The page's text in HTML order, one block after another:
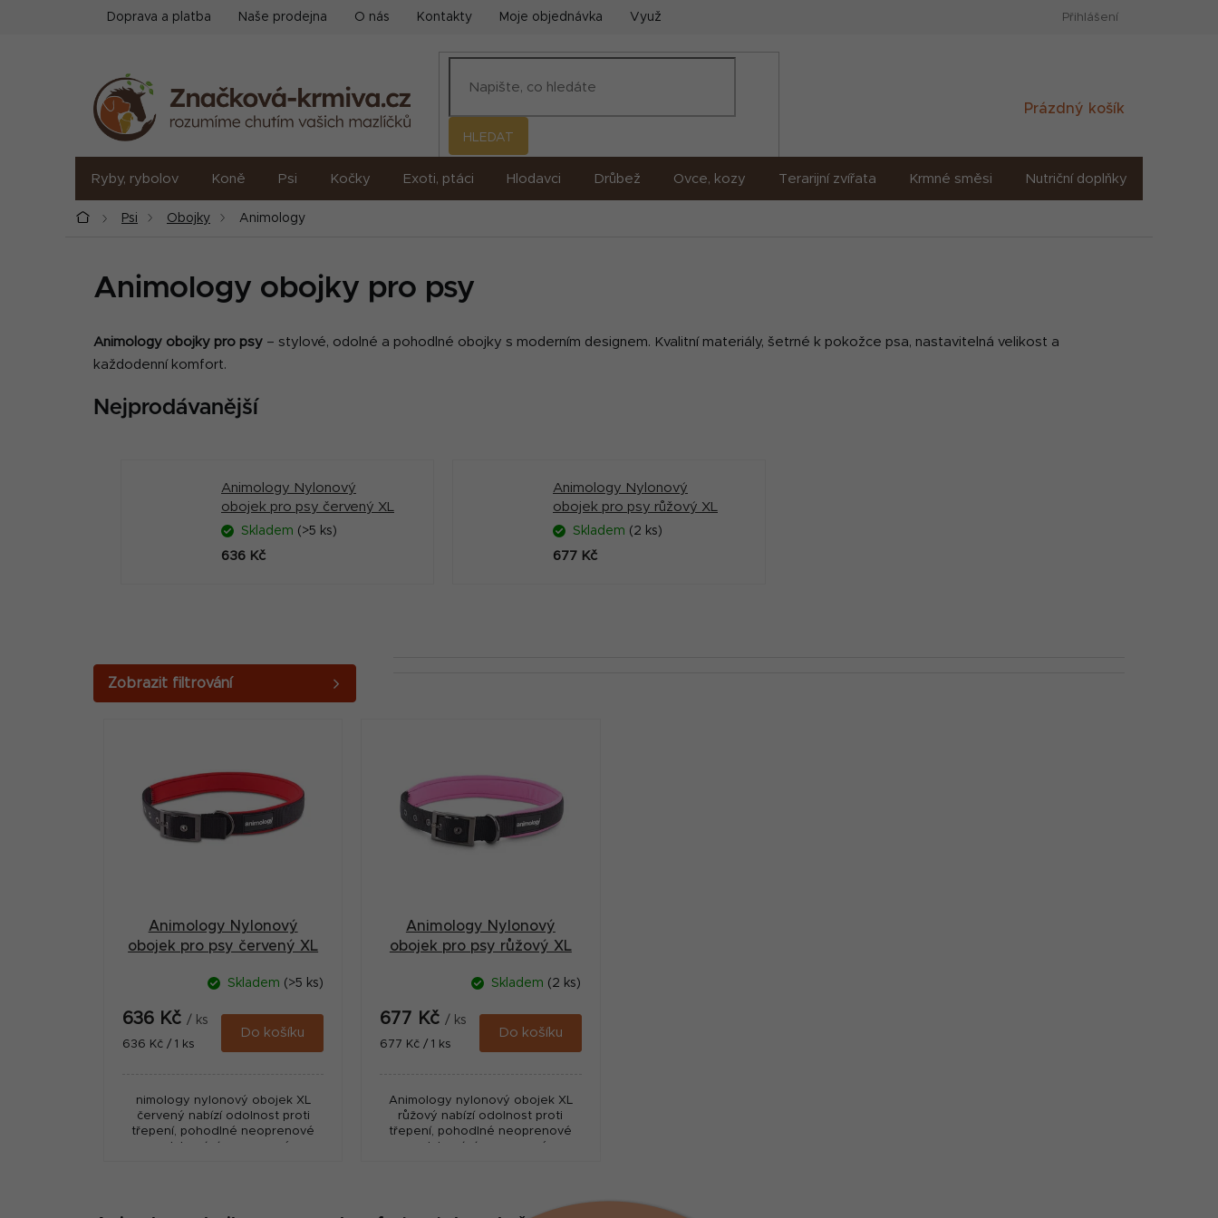
Doprava a platba Naše prodejna O nás Kontakty Moje objednávka Využití umělé inteligence (AI) Přihlášení
HLEDAT
Nákupní
Prázdný košík
Ryby, rybolov Koně Psi Kočky Exoti, ptáci Hlodavci Drůbež Ovce, kozy Terarijní zvířata Krmné směsi Nutriční doplňky
DomůPsi Obojky Animology
Animology obojky pro psy
Animology obojky pro psy – stylové, odolné a pohodlné obojky s moderním designem. Kvalitní materiály, šetrné k pokožce psa, nastavitelná velikost a
každodenní komfort.
Nejprodávanější
Animology Nylonový
obojek pro psy červený XL
Skladem (>5 ks)
636 Kč
Animology Nylonový
obojek pro psy růžový XL
Skladem (2 ks)
677 Kč
o
Animology Nylonový
obojek pro psy červený XL
Skladem (>5 ks)
636 Kč / ks
Měrná
636 Kč / 1 ks
Do košíku
nimology nylonový obojek XL
červený nabízí odolnost proti
třepení, pohodlné neoprenové
Animology Nylonový
obojek pro psy růžový XL
Skladem (2 ks)
677 Kč/ ks
Měrná
677 Kč / 1 ks
Do košíku
Animology nylonový obojek XL
růžový nabízí odolnost proti
třepení, pohodlné neoprenové
O